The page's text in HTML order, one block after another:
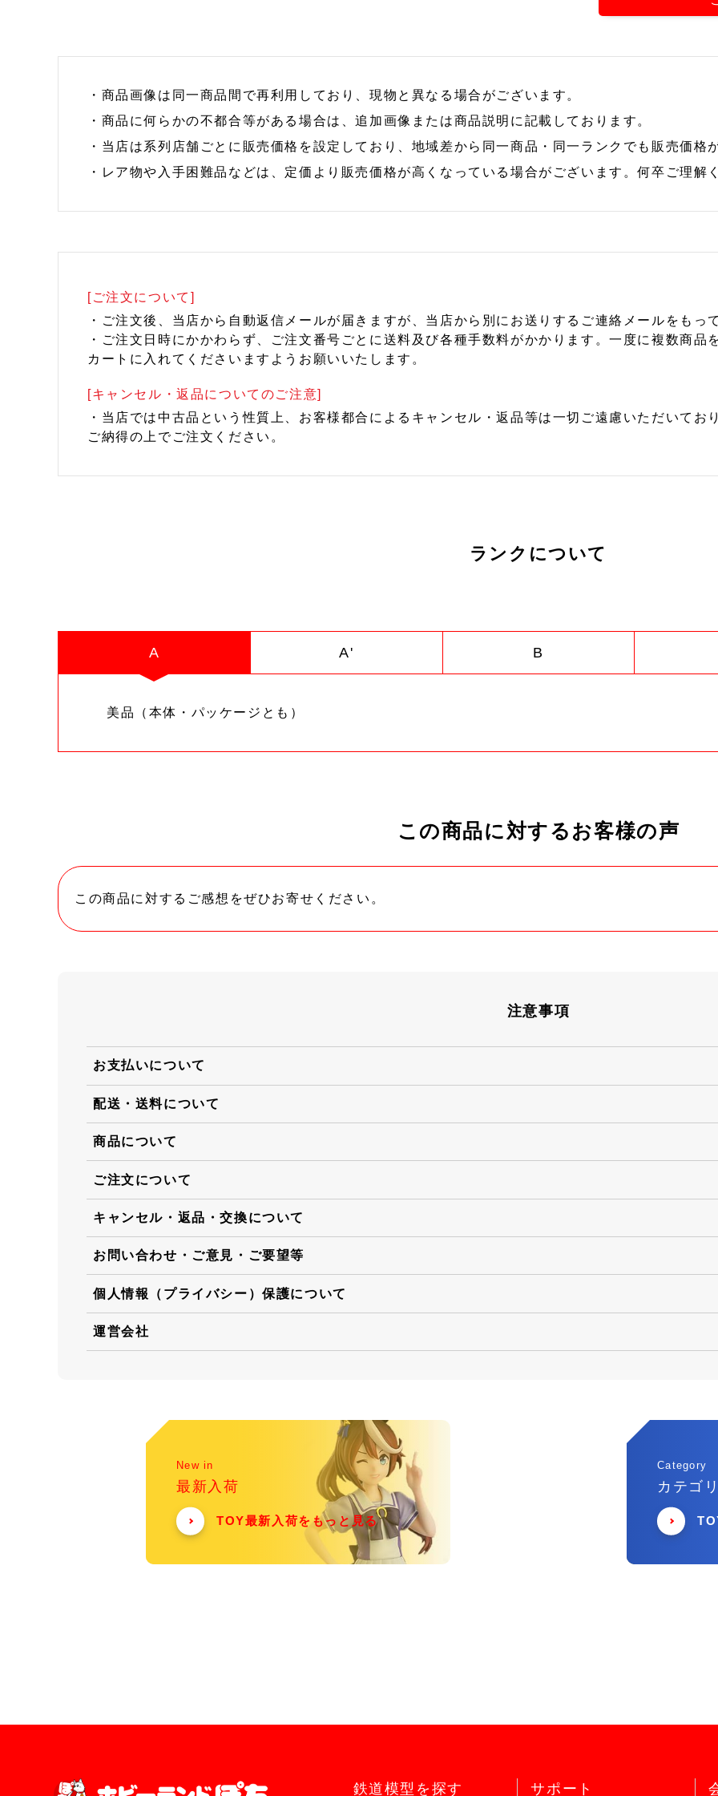
・商品画像は同一商品間で再利用しており、現物と異なる場合がございます。
・商品に何らかの不都合等がある場合は、追加画像または商品説明に記載しております。
・当店は系列店舗ごとに販売価格を設定しており、地域差から同一商品・同一ランクでも販売価格
・レア物や入手困難品などは、定価より販売価格が高くなっている場合がございます。何卒ご理解
[ご注文について]
・ご注文後、当店から自動返信メールが届きますが、当店から別にお送りするご連絡メールをもっ
・ご注文日時にかかわらず、ご注文番号ごとに送料及び各種手数料がかかります。一度に複数商
カートに入れてくださいますようお願いいたします。
[キャンセル・返品についてのご注意]
・当店では中古品という性質上、お客様都合によるキャンセル・返品等は一切ご遠慮いただいて
ご納得の上でご注文ください。
ランクについて
A A' B
美品（本体・パッケージとも）
この商品に対するお客様の声
この商品に対するご感想をぜひお寄せください。
注意事項
お支払いについて
配送・送料について
商品について
ご注文について
キャンセル・返品・交換について
お問い合わせ・ご意見・ご要望等
個人情報（プライバシー）保護について
運営会社
New in
最新入荷
TOY最新入荷をもっと見る
Category
カテゴ
鉄道模型を探す サポート